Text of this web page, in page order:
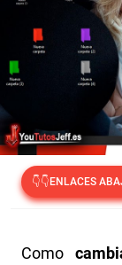
👇👇ENLACES
Como